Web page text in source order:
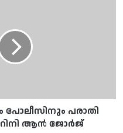
പോലീസിനും പരാതി
റിനി ആൻ ജോർജ്